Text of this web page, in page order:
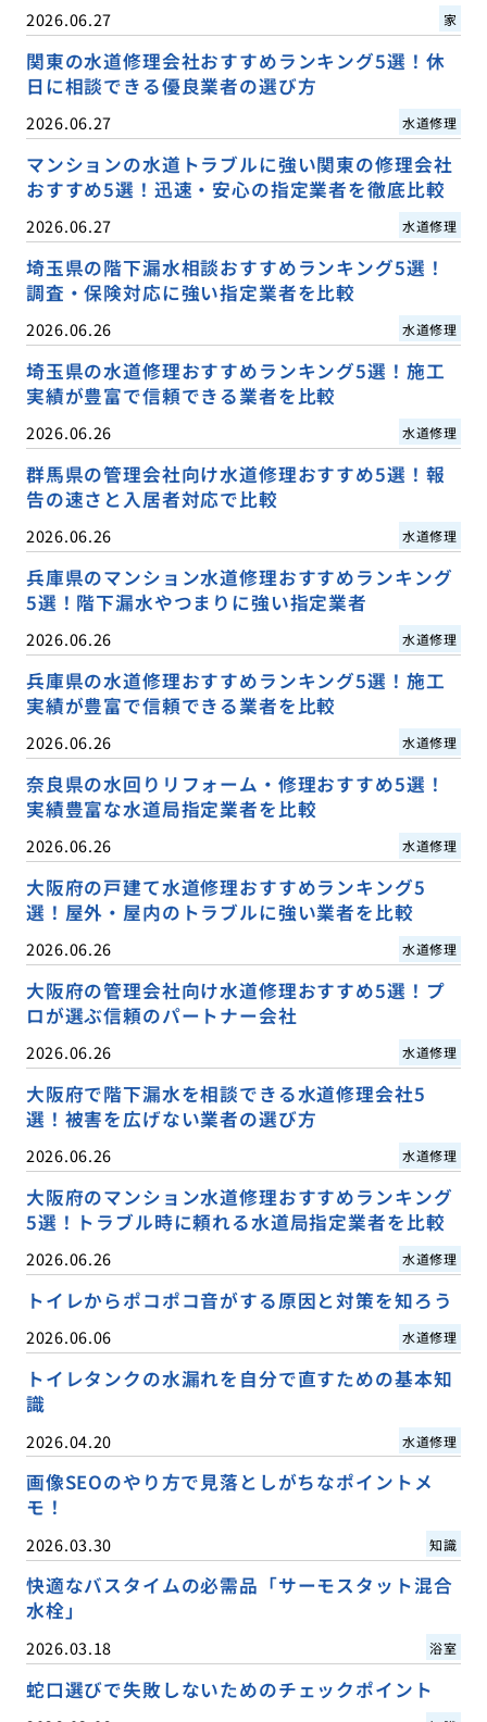
2026.06.27 家
関東の水道修理会社おすすめランキング5選！休
日に相談できる優良業者の選び方
2026.06.27 水道修理
マンションの水道トラブルに強い関東の修理会社
おすすめ5選！迅速・安心の指定業者を徹底比較
2026.06.27 水道修理
埼玉県の階下漏水相談おすすめランキング5選！
調査・保険対応に強い指定業者を比較
2026.06.26 水道修理
埼玉県の水道修理おすすめランキング5選！施工
実績が豊富で信頼できる業者を比較
2026.06.26 水道修理
群馬県の管理会社向け水道修理おすすめ5選！報
告の速さと入居者対応で比較
2026.06.26 水道修理
兵庫県のマンション水道修理おすすめランキング
5選！階下漏水やつまりに強い指定業者
2026.06.26 水道修理
兵庫県の水道修理おすすめランキング5選！施工
実績が豊富で信頼できる業者を比較
2026.06.26 水道修理
奈良県の水回りリフォーム・修理おすすめ5選！
実績豊富な水道局指定業者を比較
2026.06.26 水道修理
大阪府の戸建て水道修理おすすめランキング5
選！屋外・屋内のトラブルに強い業者を比較
2026.06.26 水道修理
大阪府の管理会社向け水道修理おすすめ5選！プ
ロが選ぶ信頼のパートナー会社
2026.06.26 水道修理
大阪府で階下漏水を相談できる水道修理会社5
選！被害を広げない業者の選び方
2026.06.26 水道修理
大阪府のマンション水道修理おすすめランキング
5選！トラブル時に頼れる水道局指定業者を比較
2026.06.26 水道修理
トイレからポコポコ音がする原因と対策を知ろう
2026.06.06 水道修理
トイレタンクの水漏れを自分で直すための基本知
識
2026.04.20 水道修理
画像SEOのやり方で見落としがちなポイントメ
モ！
2026.03.30 知識
快適なバスタイムの必需品「サーモスタット混合
水栓」
2026.03.18 浴室
蛇口選びで失敗しないためのチェックポイント